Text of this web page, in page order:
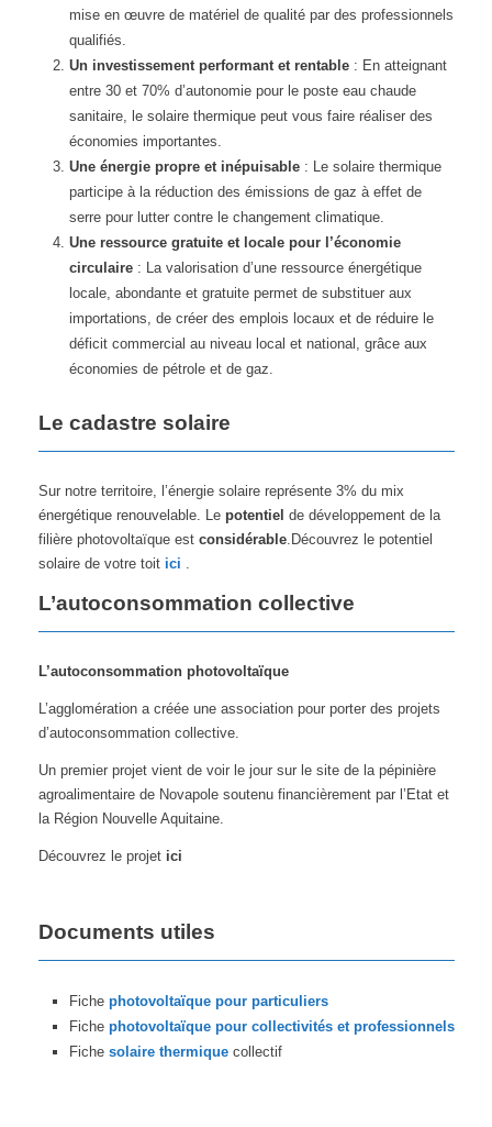
mise en œuvre de matériel de qualité par des professionnels
qualifiés.
Un investissement performant et rentable: En atteignant
entre 30 et 70% d’autonomie pour le poste eau chaude
sanitaire, le solaire thermique peut vous faire réaliser des
économies importantes.
Une énergie propre et inépuisable: Le solaire thermique
participe à la réduction des émissions de gaz à effet de
serre pour lutter contre le changement climatique.
Une ressource gratuite et locale pour l’économie
circulaire: La valorisation d’une ressource énergétique
locale, abondante et gratuite permet de substituer aux
importations, de créer des emplois locaux et de réduire le
déficit commercial au niveau local et national, grâce aux
économies de pétrole et de gaz.
Le cadastre solaire
Sur notre territoire, l’énergie solaire représente 3% du mix
énergétique renouvelable. Lepotentiel de développement de la
filière photovoltaïque est considérable.Découvrez le potentiel
solaire de votre toit ici .
L’autoconsommation collective
L’autoconsommation photovoltaïque
L’agglomération a créée une association pour porter des projets
d’autoconsommation collective.
Un premier projet vient de voir le jour sur le site de la pépinière
agroalimentaire de Novapole soutenu financièrement par l’Etat et
la Région Nouvelle Aquitaine.
Découvrez le projet ici
Documents utiles
Fiche photovoltaïque pour particuliers
Fiche photovoltaïque pour collectivités et professionnels
Fiche solaire thermiquecollectif